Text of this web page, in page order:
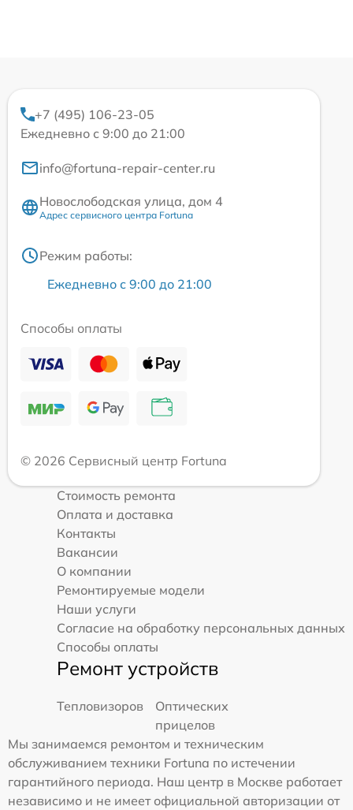
+7 (495) 106-23-05
Ежедневно с 9:00 до 21:00
info@fortuna-repair-center.ru
Новослободская улица, дом 4
Адрес сервисного центра Fortuna
Режим работы:
Ежедневно с 9:00 до 21:00
Способы оплаты
© 2026 Сервисный центр Fortuna
Стоимость ремонта
Оплата и доставка
Контакты
Вакансии
О компании
Ремонтируемые модели
Наши услуги
Согласие на обработку персональных данных
Способы оплаты
Ремонт устройств
Тепловизоров
Оптических
прицелов
Мы занимаемся ремонтом и техническим
обслуживанием техники Fortuna по истечении
гарантийного периода. Наш центр в Москве работает
независимо и не имеет официальной авторизации от